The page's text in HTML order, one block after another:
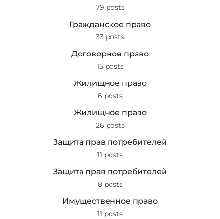
79 posts
Гражданское право
33 posts
Договорное право
15 posts
Жилищное право
6 posts
Жилищное право
26 posts
Защита прав потребителей
11 posts
Защита прав потребителей
8 posts
Имущественное право
11 posts